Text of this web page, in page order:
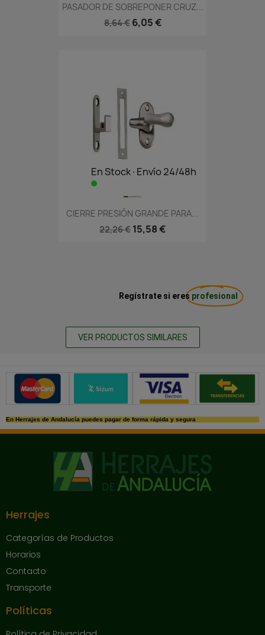
PASADOR DE SOBREPONER CRUZ...
8,64 € 6,05 €
En Stock·Envío 24/48h
CIERRE PRESIÓN GRANDE PARA...
22,26 € 15,58 €
Regístrate si eres profesional
VER PRODUCTOS SIMILARES
Métodos de pago seguros
En Herrajes de Andalucía puedes pagar de forma rápida y segura
Herrajes
Categorías de Productos
Horarios
Contacto
Transporte
Políticas